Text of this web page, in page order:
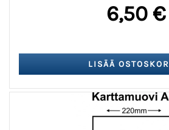
6,50 €